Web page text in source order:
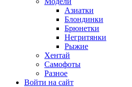
Азиатки
Блондинки
Брюнетки
Негритянки
Рыжие
Хентай
Самофоты
Разное
Войти на сайт